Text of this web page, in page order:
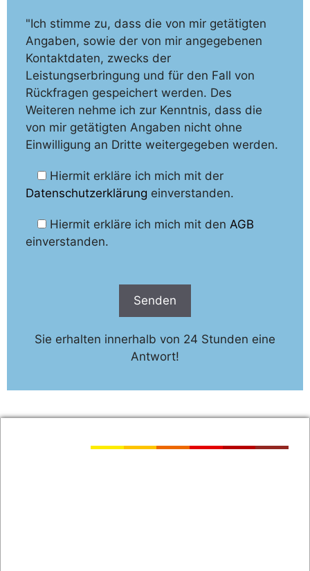
"Ich stimme zu, dass die von mir getätigten
Angaben, sowie der von mir angegebenen
Kontaktdaten, zwecks der
Leistungserbringung und für den Fall von
Rückfragen gespeichert werden. Des
Weiteren nehme ich zur Kenntnis, dass die
von mir getätigten Angaben nicht ohne
Einwilligung an Dritte weitergegeben werden.
Hiermit erkläre ich mich mit der
Datenschutzerklärung einverstanden.
Hiermit erkläre ich mich mit denAGB
einverstanden.
Sie erhalten innerhalb von 24 Stunden eine
Antwort!